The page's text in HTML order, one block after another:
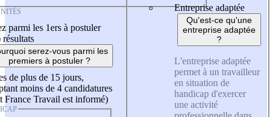
parmi les 1ers à postuler
résultats
serez-vous parmi les
premiers à postuler ?
de plus de 15 jours,
moins de 4 candidatures
France Travail est informé)
Entreprise adaptée
Qu'est-ce qu'une
entreprise adaptée
?
L'entreprise adaptée
permet à un travailleur
en situation de
handicap d'exercer
une activité